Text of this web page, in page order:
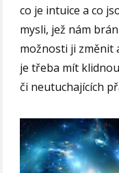
co je intuice a co
mysli, jež nám
možnosti ji změnit
je třeba mít
či neutuchajících